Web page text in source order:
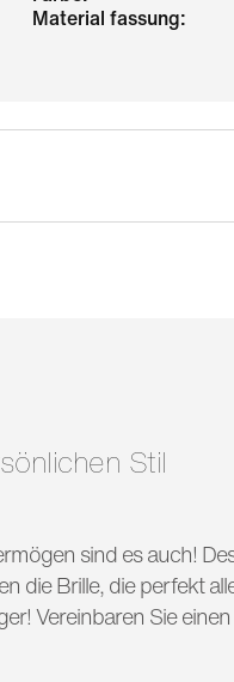
material fassung:
Stil
sind es auch!
die Brille, die perfekt
Vereinbaren Sie